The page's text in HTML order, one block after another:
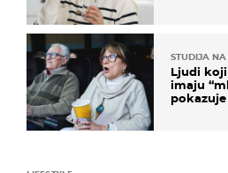
STUDIJA
Ljudi
imaju